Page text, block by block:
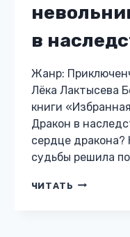
в
Жанр:
Лёка Лактысева
книги
Дракон в
сердце дракона?
судьбы решила
ЧИТАТЬ ИЗБРАННАЯ